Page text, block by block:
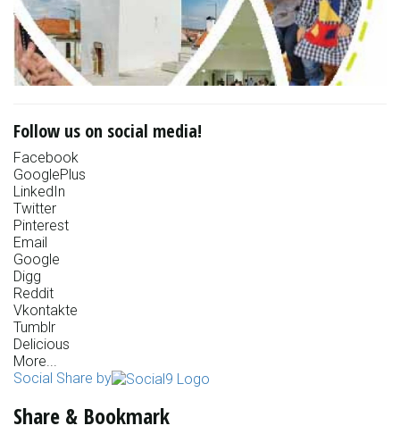
Follow us on social media!
Facebook
GooglePlus
LinkedIn
Twitter
Pinterest
Email
Google
Digg
Reddit
Vkontakte
Tumblr
Delicious
More...
Social Share by
Share & Bookmark